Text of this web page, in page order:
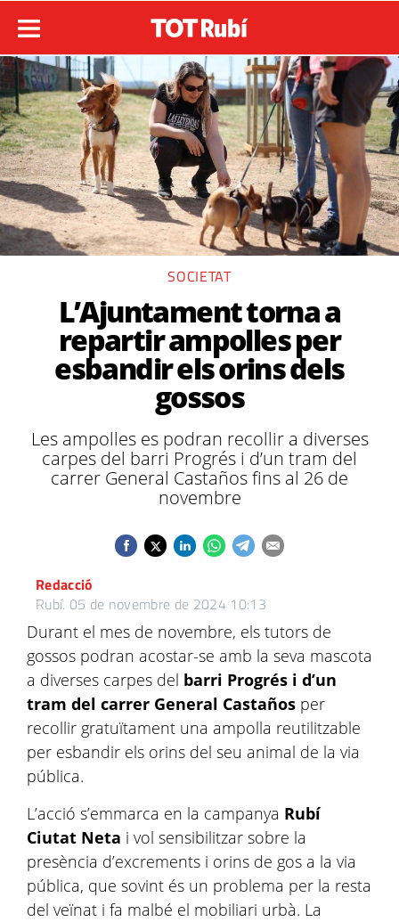
SOCIETAT
L’Ajuntament torna a
repartir ampolles per
esbandir els orins dels
gossos
Les ampolles es podran recollir a diverses
carpes del barri Progrés i d’un tram del
carrer General Castaños fins al 26 de
novembre
Redacció
Rubí. 05 de novembre de 2024 10:13
Durant el mes de novembre, els tutors de
gossos podran acostar-se amb la seva mascota
a diverses carpes del barri Progrés i d’un
tram del carrer General Castaños per
recollir gratuïtament una ampolla reutilitzable
per esbandir els orins del seu animal de la via
pública.
L’acció s’emmarca en la campanya Rubí
Ciutat Neta i vol sensibilitzar sobre la
presència d’excrements i orins de gos a la via
pública, que sovint és un problema per la resta
del veïnat i fa malbé el mobiliari urbà. La